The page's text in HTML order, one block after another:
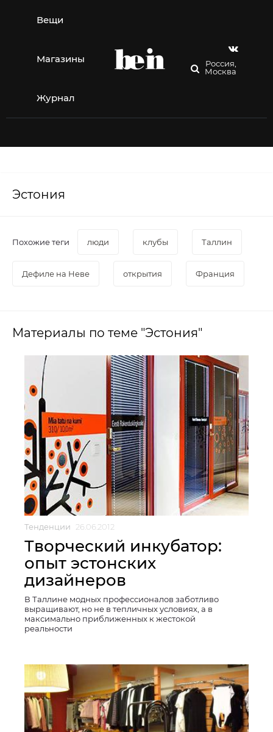
содержимому
Вещи
Магазины
Журнал
Россия,
Москва
Эстония
Похожие теги люди клубы Таллин
Дефиле на Неве открытия Франция
Материалы по теме "Эстония"
Тенденции 26.06.2012
Творческий инкубатор:
опыт эстонских
дизайнеров
В Таллине модных профессионалов заботливо
выращивают, но не в тепличных условиях, а в
максимально приближенных к жестокой
реальности